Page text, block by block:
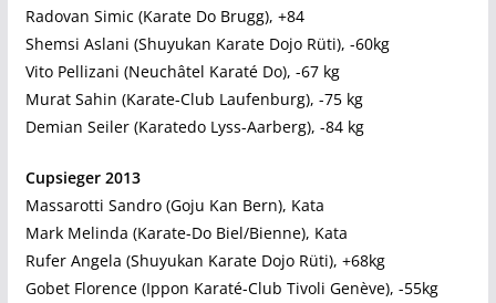
Radovan Simic (Karate Do Brugg), +84
Shemsi Aslani (Shuyukan Karate Dojo Rüti), -60kg
Vito Pellizani (Neuchâtel Karaté Do), -67 kg
Murat Sahin (Karate-Club Laufenburg), -75 kg
Demian Seiler (Karatedo Lyss-Aarberg), -84 kg
Cupsieger 2013
Massarotti Sandro (Goju Kan Bern), Kata
Mark Melinda (Karate-Do Biel/Bienne), Kata
Rufer Angela (Shuyukan Karate Dojo Rüti), +68kg
Gobet Florence (Ippon Karaté-Club Tivoli Genève), -55kg